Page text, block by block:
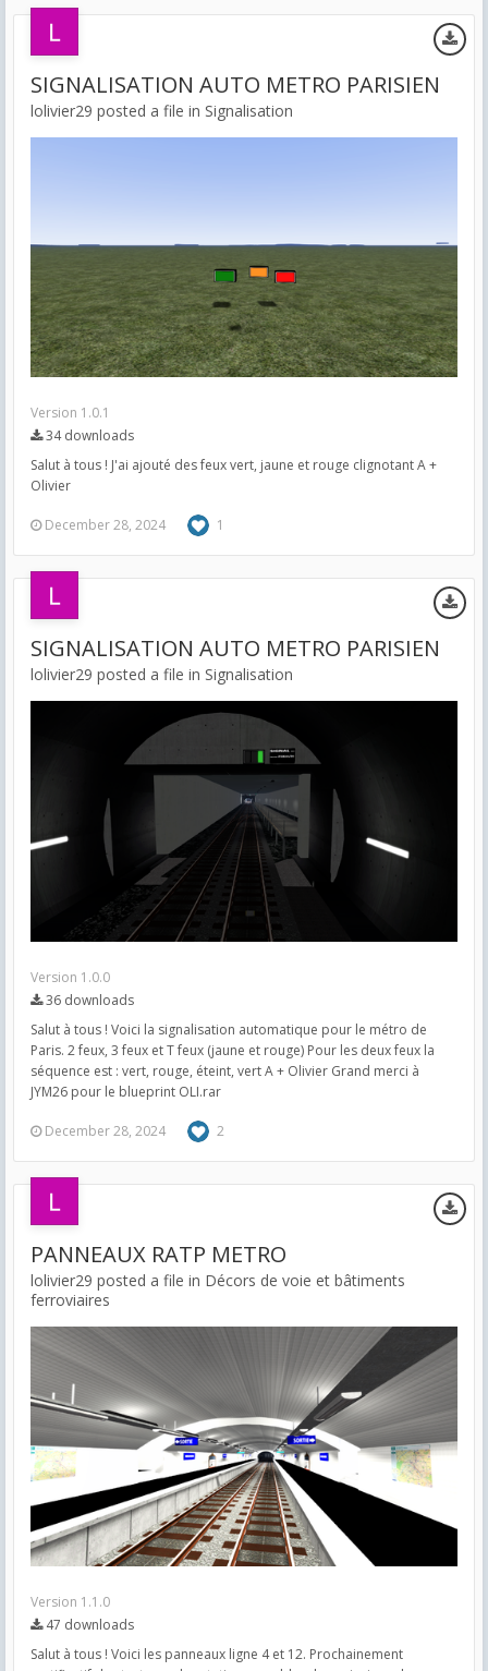
SIGNALISATION AUTO METRO PARISIEN
lolivier29 posted a file in Signalisation
Version 1.0.1
34 downloads
Salut à tous ! J'ai ajouté des feux vert, jaune et rouge clignotant A +
Olivier
December 28, 2024 1
SIGNALISATION AUTO METRO PARISIEN
lolivier29 posted a file in Signalisation
Version 1.0.0
36 downloads
Salut à tous ! Voici la signalisation automatique pour le métro de
Paris. 2 feux, 3 feux et T feux (jaune et rouge) Pour les deux feux la
séquence est : vert, rouge, éteint, vert A + Olivier Grand merci à
JYM26 pour le blueprint OLI.rar
December 28, 2024 2
PANNEAUX RATP METRO
lolivier29 posted a file in Décors de voie et bâtiments
ferroviaires
Version 1.1.0
47 downloads
Salut à tous ! Voici les panneaux ligne 4 et 12. Prochainement